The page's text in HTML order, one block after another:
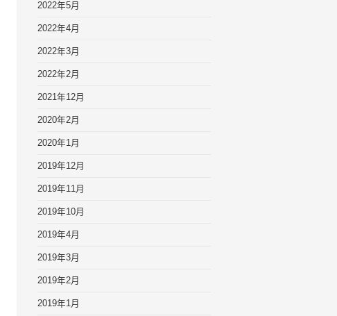
2022年5月
2022年4月
2022年3月
2022年2月
2021年12月
2020年2月
2020年1月
2019年12月
2019年11月
2019年10月
2019年4月
2019年3月
2019年2月
2019年1月